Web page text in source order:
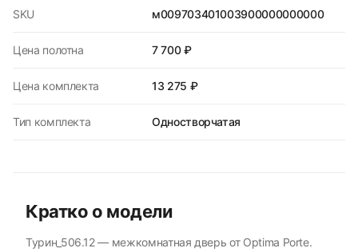
SKU м009703401003900000000000
Цена полотна 7 700 ₽
Цена комплекта 13 275 ₽
Тип комплекта Одностворчатая
Кратко о модели
Турин_506.12 — межкомнатная дверь от Optima Porte.